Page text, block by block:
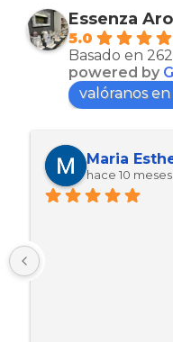
Essenza
5.0
Basado en
powered by G
valóranos en
Maria
hace 10 meses